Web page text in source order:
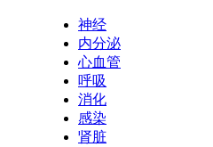
神经
内分泌
心血管
呼吸
消化
感染
肾脏